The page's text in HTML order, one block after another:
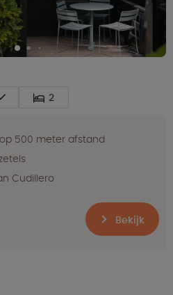
2
500 meter afstand
Cudillero
Bekijk